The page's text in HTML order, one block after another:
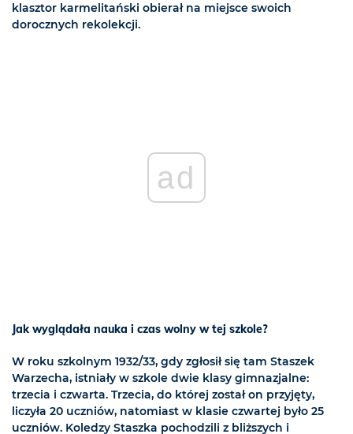
klasztor karmelitański obierał na miejsce swoich
dorocznych rekolekcji.
ad
Jak wyglądała nauka i czas wolny w tej szkole?
W roku szkolnym 1932/33, gdy zgłosił się tam Staszek
Warzecha, istniały w szkole dwie klasy gimnazjalne:
trzecia i czwarta. Trzecia, do której został on przyjęty,
liczyła 20 uczniów, natomiast w klasie czwartej było 25
uczniów. Koledzy Staszka pochodzili z bliższych i